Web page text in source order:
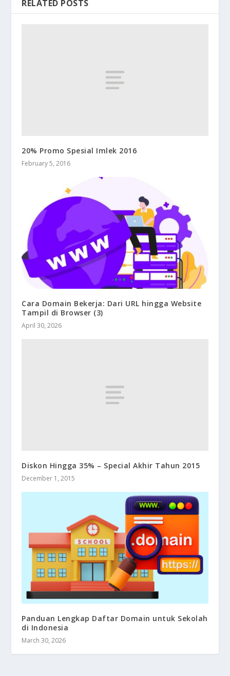
RELATED POSTS
20% Promo Spesial Imlek 2016
February 5, 2016
Cara Domain Bekerja: Dari URL hingga Website
Tampil di Browser (3)
April 30, 2026
Diskon Hingga 35% – Special Akhir Tahun 2015
December 1, 2015
Panduan Lengkap Daftar Domain untuk Sekolah
di Indonesia
March 30, 2026